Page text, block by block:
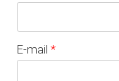
E-mail *